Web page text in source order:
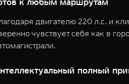
двигателю 220 л.с. и
чувствует себя как в
полный